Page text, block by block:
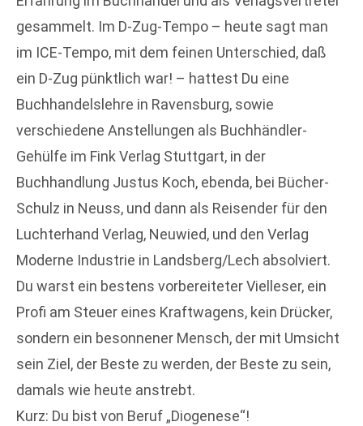
gesammelt. Im D-Zug-Tempo – heute sagt man
im ICE-Tempo, mit dem feinen Unterschied, daß
ein D-Zug pünktlich war! – hattest Du eine
Buchhandelslehre in Ravensburg, sowie
verschiedene Anstellungen als Buchhändler-
Gehülfe im Fink Verlag Stuttgart, in der
Buchhandlung Justus Koch, ebenda, bei Bücher-
Schulz in Neuss, und dann als Reisender für den
Luchterhand Verlag, Neuwied, und den Verlag
Moderne Industrie in Landsberg/Lech absolviert.
Du warst ein bestens vorbereiteter Vielleser, ein
Profi am Steuer eines Kraftwagens, kein Drücker,
sondern ein besonnener Mensch, der mit Umsicht
sein Ziel, der Beste zu werden, der Beste zu sein,
damals wie heute anstrebt.
Kurz: Du bist von Beruf „Diogenese“!